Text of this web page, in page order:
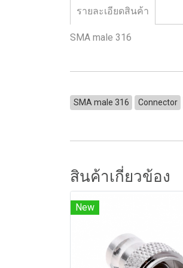
รายละเอียดสินค้า
SMA male 316
SMA male 316 Connector
สินค้าเกี่ยวข้อง
New